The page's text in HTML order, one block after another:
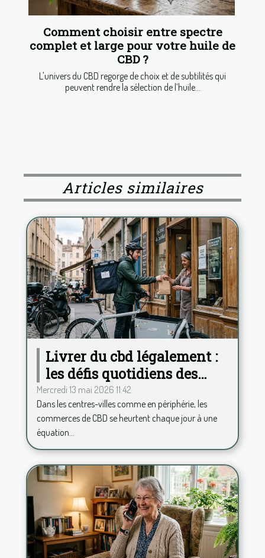
Comment choisir entre spectre
complet et large pour votre huile de
CBD ?
L'univers du CBD regorge de choix et de subtilités qui
peuvent rendre la sélection de l’huile...
Articles similaires
Livrer du cbd légalement :
les défis quotidiens des
commerces français
Mercredi 13 mai 2026 11:42
Dans les centres-villes comme en périphérie, les
commerces de CBD se heurtent chaque jour à une
équation...